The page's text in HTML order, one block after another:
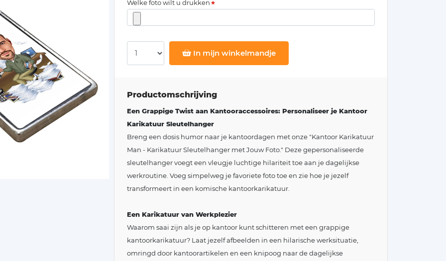
Welke foto wilt u drukken
In mijn winkelmandje
Productomschrijving
Een Grappige Twist aan Kantooraccessoires: Personaliseer je Kantoor
Karikatuur Sleutelhanger
Breng een dosis humor naar je kantoordagen met onze "Kantoor Karikatuur
Man - Karikatuur Sleutelhanger met Jouw Foto." Deze gepersonaliseerde
sleutelhanger voegt een vleugje luchtige hilariteit toe aan je dagelijkse
werkroutine. Voeg simpelweg je favoriete foto toe en zie hoe je jezelf
transformeert in een komische kantoorkarikatuur.
Een Karikatuur van Werkplezier
Waarom saai zijn als je op kantoor kunt schitteren met een grappige
kantoorkarikatuur? Laat jezelf afbeelden in een hilarische werksituatie,
omringd door kantoorartikelen en een knipoog naar de dagelijkse